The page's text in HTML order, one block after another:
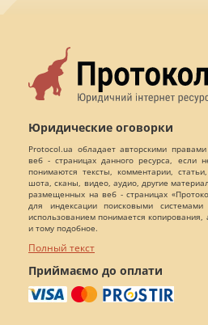
Юридические оговорки
Protocol.ua обладает авторскими
веб - страницах данного ресурса, если
понимаются тексты, комментарии,
шота, сканы, видео, аудио, другие
размещенных на веб - страницах
для индексации поисковыми
использованием понимается
и тому подобное.
Полный текст
Приймаємо до оплати